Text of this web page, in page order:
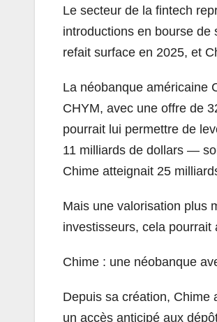
Le secteur de la fintech
introductions en bourse de
refait surface en 2025, et
La néobanque américaine
CHYM, avec une offre de
pourrait lui permettre de
11 milliards de dollars —
Chime atteignait 25
Mais une valorisation plus
investisseurs, cela
Chime : une néobanque
Depuis sa création, Chime
un accès anticipé aux